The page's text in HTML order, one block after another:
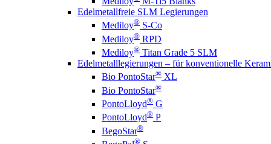
Edelmetallfreie SLM Legierungen
Mediloy® S-Co
Mediloy® RPD
Mediloy® Titan Grade 5 SLM
Edelmetalllegierungen – für konventionelle
Bio PontoStar® XL
Bio PontoStar®
PontoLloyd® G
PontoLloyd® P
BegoStar®
®